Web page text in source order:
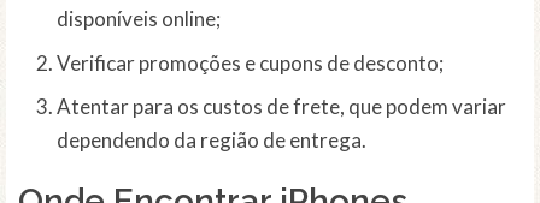
disponíveis online;
Verificar promoções e cupons de desconto;
Atentar para os custos de frete, que podem variar
dependendo da região de entrega.